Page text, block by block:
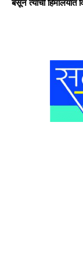
बसून त्यांची हिमालयात